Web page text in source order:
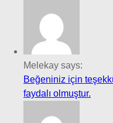
Melekay says:
Beğeniniz için
faydalı olmuştur.